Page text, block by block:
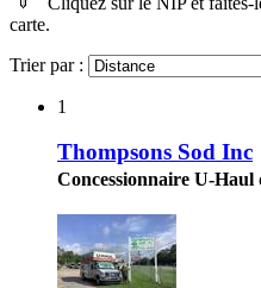
carte.
Trier par :
1
Thompsons Sod Inc
Concessionnaire U-Haul